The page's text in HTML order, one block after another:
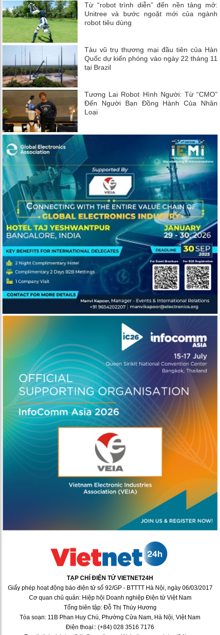
Từ “robot trình diễn” đến nền tảng mở:
Unitree và bước ngoặt mới của ngành
robot tiêu dùng
Tàu vũ trụ thương mại đầu tiên của Hàn
Quốc dự kiến ​​phóng vào ngày 22 tháng 11
tại Brazil
Tương Lai Robot Hình Người: Từ “CMO”
Đến Người Bạn Đồng Hành Của Nhân
Loại
TẠP CHÍ ĐIỆN TỬ VIETNET24H
Giấy phép hoạt động báo điện tử số 92/GP - BTTTT Hà Nội, ngày 06/03/2017
Cơ quan chủ quản: Hiệp hội Doanh nghiệp Điện tử Việt Nam
Tổng biên tập: Đỗ Thị Thúy Hương
Tòa soạn: 11B Phan Huy Chú, Phường Cửa Nam, Hà Nội, Việt Nam
Điện thoại:: (+84) 028 3516 7176